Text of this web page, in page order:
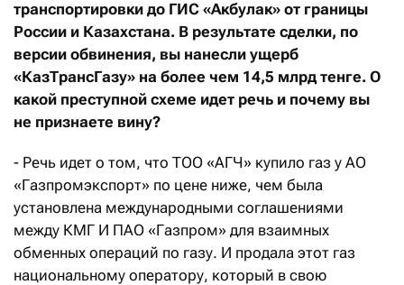
транспортировки до ГИС «Акбулак» от границы
России и Казахстана. В результате сделки, по
версии обвинения, вы нанесли ущерб
«КазТрансГазу» на более чем 14,5 млрд тенге. О
какой преступной схеме идет речь и почему вы
не признаете вину?
- Речь идет о том, что ТОО «АГЧ» купило газ у АО
«Газпромэкспорт» по цене ниже, чем была
установлена международными соглашениями
между КМГ И ПАО «Газпром» для взаимных
обменных операций по газу. И продала этот газ
национальному оператору, который в свою